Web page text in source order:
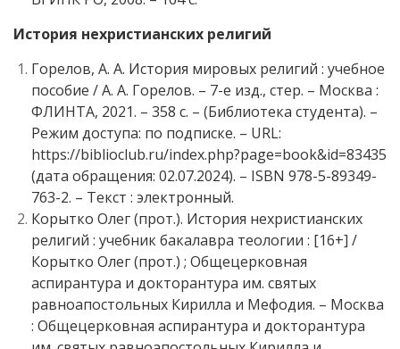
История нехристианских религий
Горелов, А. А. История мировых религий : учебное
пособие / А. А. Горелов. – 7-е изд., стер. – Москва :
ФЛИНТА, 2021. – 358 с. – (Библиотека студента). –
Режим доступа: по подписке. – URL:
https://biblioclub.ru/index.php?page=book&id=83435
(дата обращения: 02.07.2024). – ISBN 978-5-89349-
763-2. – Текст : электронный.
Корытко Олег (прот.). История нехристианских
религий : учебник бакалавра теологии : [16+] /
Корытко Олег (прот.) ; Общецерковная
аспирантура и докторантура им. святых
равноапостольных Кирилла и Мефодия. – Москва
: Общецерковная аспирантура и докторантура